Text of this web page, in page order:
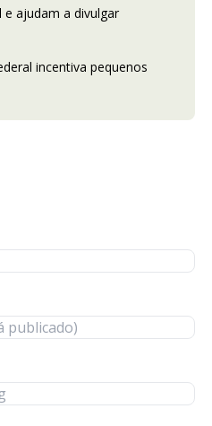
ajudam a divulgar
incentiva pequenos